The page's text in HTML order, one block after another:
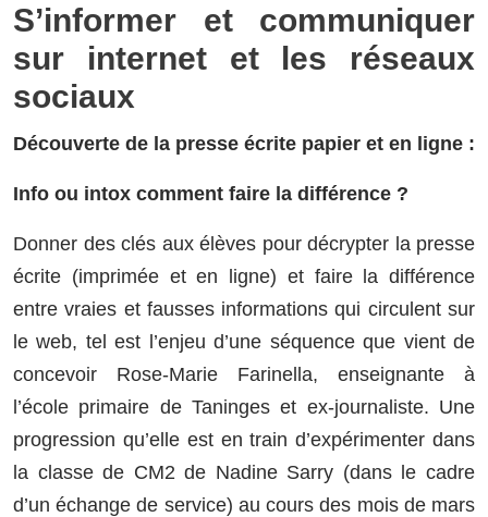
S’informer et communiquer
sur internet et les réseaux
sociaux
Découverte de la presse écrite papier et en ligne :
Info ou intox comment faire la différence ?
Donner des clés aux élèves pour décrypter la presse
écrite (imprimée et en ligne) et faire la différence
entre vraies et fausses informations qui circulent sur
le web, tel est l’enjeu d’une séquence que vient de
concevoir Rose-Marie Farinella, enseignante à
l’école primaire de Taninges et ex-journaliste. Une
progression qu’elle est en train d’expérimenter dans
la classe de CM2 de Nadine Sarry (dans le cadre
d’un échange de service) au cours des mois de mars